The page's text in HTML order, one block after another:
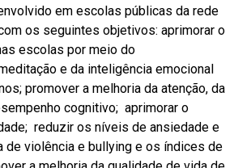
em escolas públicas da rede
os seguintes objetivos: aprimorar o
escolas por meio do
e da inteligência emocional
promover a melhoria da atenção, da
cognitivo; aprimorar o
reduzir os níveis de ansiedade e
de violência e bullying e os índices de